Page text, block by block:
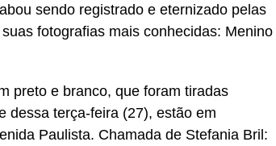
sendo registrado e eternizado pelas
fotografias mais conhecidas: Menino
preto e branco, que foram tiradas
dessa terça-feira (27), estão em
Paulista. Chamada de Stefania Bril: